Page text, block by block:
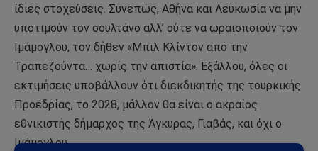
ίδιες στοχεύσεις. Συνεπώς, Αθήνα και Λευκωσία να μην
υποτιμούν τον σουλτάνο αλλ’ ούτε να ωραιοποιούν τον
Ιμάμογλου, τον δήθεν «Μπιλ Κλίντον από την
Τραπεζούντα… χωρίς την απιστία». Εξάλλου, όλες οι
εκτιμήσεις υποβάλλουν ότι διεκδικητής της τουρκικής
Προεδρίας, το 2028, μάλλον θα είναι ο ακραίος
εθνικιστής δήμαρχος της Άγκυρας, Γιαβάς, και όχι ο
Ιμάμογλου.